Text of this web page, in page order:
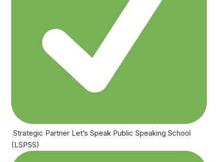
Strategic Partner Let’s Speak Public Speaking School
(LSPSS)